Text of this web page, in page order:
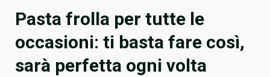
Pasta frolla per tutte le
occasioni: ti basta fare così,
sarà perfetta ogni volta